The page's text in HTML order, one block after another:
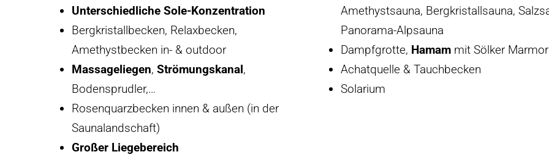
Unterschiedliche Sole-Konzentration
Bergkristallbecken, Relaxbecken,
Amethystbecken in- & outdoor
Massageliegen, Strömungskanal,
Bodensprudler,…
Rosenquarzbecken innen & außen (in der
Saunalandschaft)
Großer Liegebereich
Amethystsauna, Bergkristallsauna,
Panorama-Alpsauna
Dampfgrotte, Hamammit Sölker Marmor
Achatquelle & Tauchbecken
Solarium